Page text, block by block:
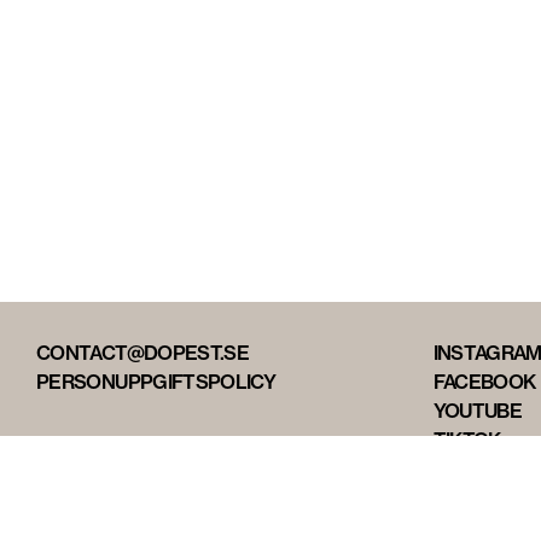
CONTACT@DOPEST.SE
PERSONUPPGIFTSPOLICY
INSTAGRAM
FACEBOOK
YOUTUBE
TIKTOK